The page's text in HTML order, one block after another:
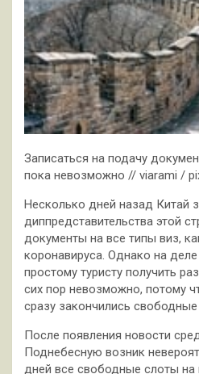
Записаться на подачу
пока невозможно // viarami /
Несколько дней назад Китай
диппредставительства этой
документы на все типы виз,
коронавируса. Однако на
простому туристу получить
сих пор невозможно, потому
сразу закончились свободные
После появления новости
Поднебесную возник
дней все свободные слоты на